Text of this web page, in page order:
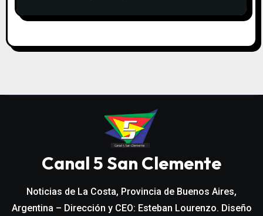
Canal 5 San Clemente
Noticias de La Costa, Provincia de Buenos Aires,
Argentina – Dirección y CEO: Esteban Lourenzo. Diseño